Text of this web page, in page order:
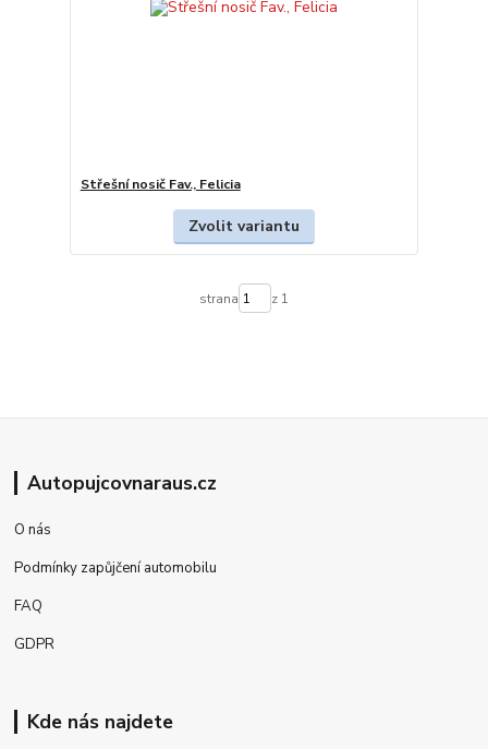
Střešní nosič Fav., Felicia
Zvolit variantu
strana z 1
Autopujcovnaraus.cz
O nás
Podmínky zapůjčení automobilu
FAQ
GDPR
Kde nás najdete